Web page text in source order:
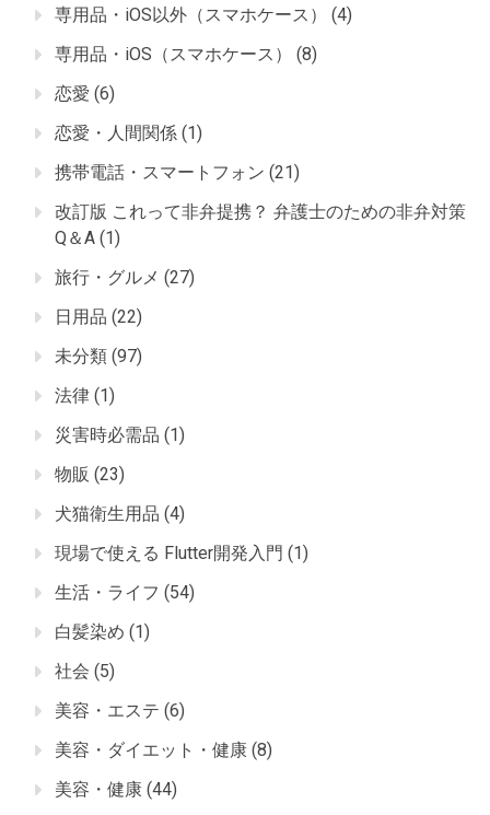
専用品・iOS以外（スマホケース）
(4)
専用品・iOS（スマホケース）
(8)
恋愛 (6)
恋愛・人間関係 (1)
携帯電話・スマートフォン (21)
改訂版 これって非弁提携？ 弁護士のための非弁対策
Q＆A (1)
旅行・グルメ (27)
日用品 (22)
未分類 (97)
法律 (1)
災害時必需品 (1)
物販 (23)
犬猫衛生用品 (4)
現場で使える Flutter開発入門 (1)
生活・ライフ (54)
白髪染め (1)
社会 (5)
美容・エステ (6)
美容・ダイエット・健康 (8)
美容・健康 (44)